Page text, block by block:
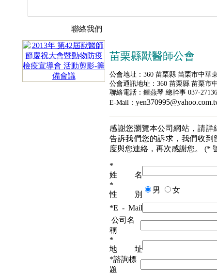
聯絡我們
苗栗縣獸醫師公會
公會地址：360 苗栗縣 苗栗市中華
公會通訊地址：360 苗栗縣 苗栗市
聯絡電話：鍾燕琴 總幹事 037-
E-Mail：
感謝您瀏覽本公司網站，請詳
告訴我們您的訴求，我們收到
度與您連絡，再次感謝您。
(*
*
姓 名
*
性 別
男 女
*E - Mail
公司名
稱
*
地 址
*諮詢標
題